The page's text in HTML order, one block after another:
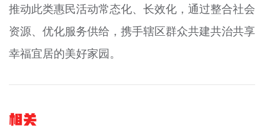
推动此类惠民活动常态化、长效化，通过整合社会
资源、优化服务供给，携手辖区群众共建共治共享
幸福宜居的美好家园。
相关